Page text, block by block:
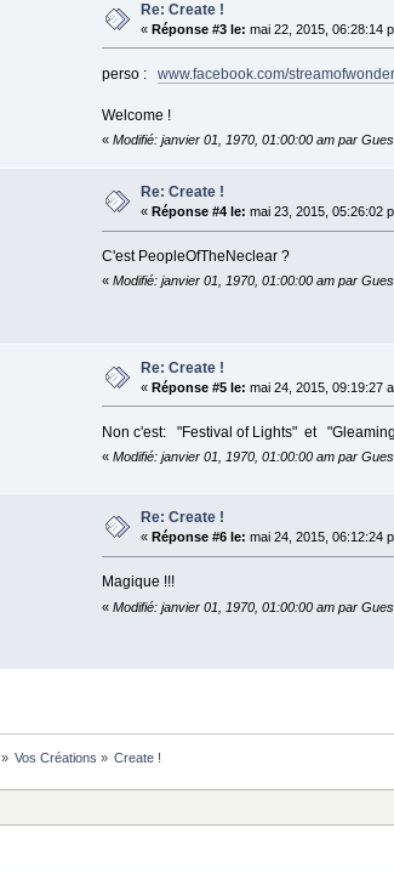
Re: Create !
«Réponse #3 le: mai 22, 2015, 06:28:14
perso : www.facebook.com/streamofwonder
Welcome !
« Modifié: janvier 01, 1970, 01:00:00 am par
Re: Create !
«Réponse #4 le: mai 23, 2015, 05:26:02
C'est PeopleOfTheNeclear ?
« Modifié: janvier 01, 1970, 01:00:00 am par
Re: Create !
«Réponse #5 le: mai 24, 2015, 09:19:27
Non c'est: "Festival of Lights" et
« Modifié: janvier 01, 1970, 01:00:00 am par
Re: Create !
« Réponse #6 le: mai 24, 2015, 06:12:24
Magique !!!
« Modifié: janvier 01, 1970, 01:00:00 am par
» Vos Créations » Create !